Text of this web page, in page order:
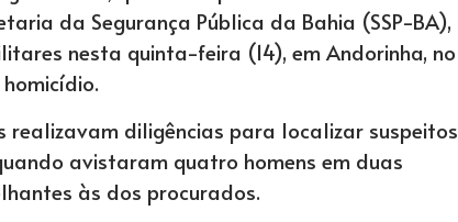
da Segurança Pública da Bahia (SSP-BA),
nesta quinta-feira (14), em Andorinha, no
realizavam diligências para localizar suspeitos
avistaram quatro homens em duas
às dos procurados.